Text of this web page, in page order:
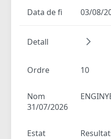
Data de fi 03/08/
Detall
Ordre 10
Nom
31/07/2026
Estat